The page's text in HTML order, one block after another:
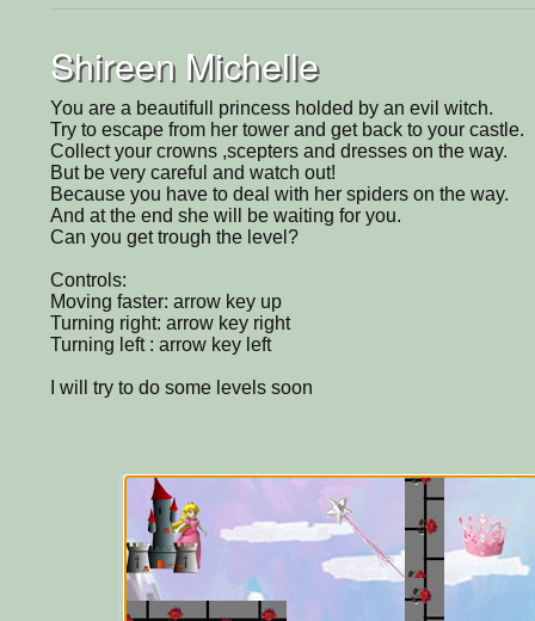
Shireen Michelle
You are a beautifull princess holded by an evil witch.
Try to escape from her tower and get back to your castle.
Collect your crowns ,scepters and dresses on the way.
But be very careful and watch out!
Because you have to deal with her spiders on the way.
And at the end she will be waiting for you.
Can you get trough the level?
Controls:
Moving faster: arrow key up
Turning right: arrow key right
Turning left : arrow key left
I will try to do some levels soon